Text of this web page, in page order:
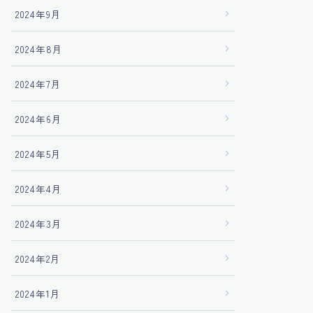
2024年9月
2024年8月
2024年7月
2024年6月
2024年5月
2024年4月
2024年3月
2024年2月
2024年1月